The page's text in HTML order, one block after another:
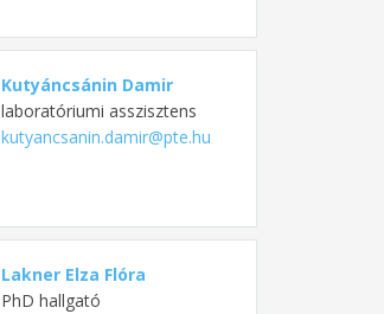
Kutyáncsánin Damir
laboratóriumi asszisztens
kutyancsanin.damir@pte.hu
Lakner Elza Flóra
PhD hallgató